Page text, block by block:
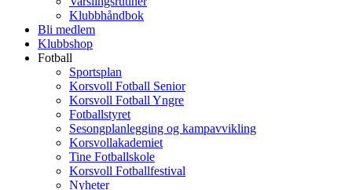
Klubbhåndbok
Bli medlem
Klubbshop
Fotball
Sportsplan
Korsvoll Fotball Senior
Korsvoll Fotball Yngre
Fotballstyret
Sesongplanlegging og kampavvikling
Korsvollakademiet
Tine Fotballskole
Korsvoll Fotballfestival
Nyheter